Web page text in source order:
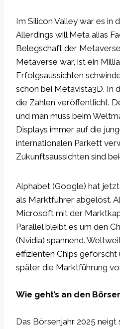
Im Silicon Valley war es in
Allerdings will Meta alias
Belegschaft der
Metaverse war, ist ein
Erfolgsaussichten
schon bei Metavista3D. In
die Zahlen veröffentlicht.
und man muss beim
Displays immer auf die
internationalen Parkett
Zukunftsaussichten sind
Alphabet (Google) hat
als Marktführer abgelöst.
Microsoft mit der
Parallel bleibt es um den
(Nvidia) spannend.
effizienten Chips
später die Marktführung
Wie geht’s an den
Das Börsenjahr 2025 neigt